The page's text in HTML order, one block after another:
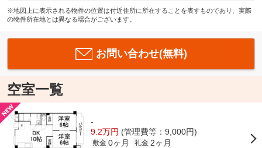
※地図上に表示される物件の位置は付近住所に所在することを表すものであり、実際
の物件所在地とは異なる場合がございます。
お問い合わせ(無料)
空室一覧
-
9.2万円 (管理費等：9,000円)
敷金 0ヶ月 礼金 2ヶ月